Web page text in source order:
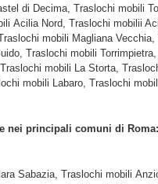
di Decima, Traslochi mobili
Acilia Nord, Traslochi mobilii
mobili Magliana
Traslochi mobili
mobili La Storta,
mobili Labaro, Traslochi
nei principali comuni di Roma:
Sabazia, Traslochi mobili